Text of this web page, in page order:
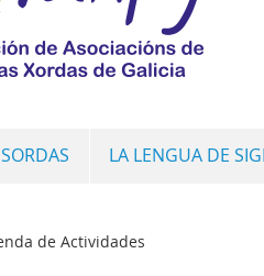
LA LENGUA DE
de Actividades